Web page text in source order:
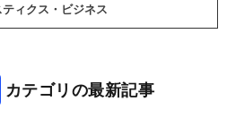
ティクス・ビジネス
カテゴリの最新記事